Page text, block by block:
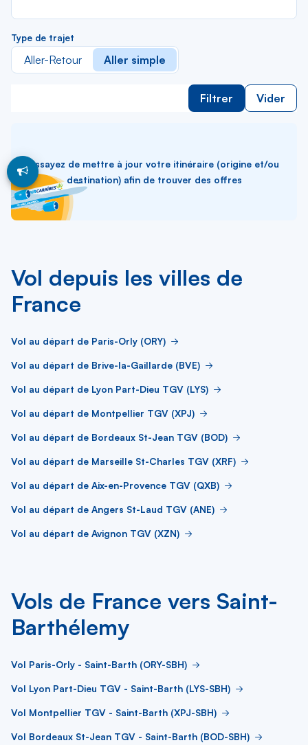
Type de trajet
Aller-Retour Aller simple
Filtrer Vider
Essayez de mettre à jour votre itinéraire (origine et/ou
destination) afin de trouver des offres
Vol depuis les villes de
France
Vol au départ de Paris-Orly (ORY)
Vol au départ de Brive-la-Gaillarde (BVE)
Vol au départ de Lyon Part-Dieu TGV (LYS)
Vol au départ de Montpellier TGV (XPJ)
Vol au départ de Bordeaux St-Jean TGV (BOD)
Vol au départ de Marseille St-Charles TGV (XRF)
Vol au départ de Aix-en-Provence TGV (QXB)
Vol au départ de Angers St-Laud TGV (ANE)
Vol au départ de Avignon TGV (XZN)
Vols de France vers Saint-
Barthélemy
Vol Paris-Orly - Saint-Barth (ORY-SBH)
Vol Lyon Part-Dieu TGV - Saint-Barth (LYS-SBH)
Vol Montpellier TGV - Saint-Barth (XPJ-SBH)
Vol Bordeaux St-Jean TGV - Saint-Barth (BOD-SBH)